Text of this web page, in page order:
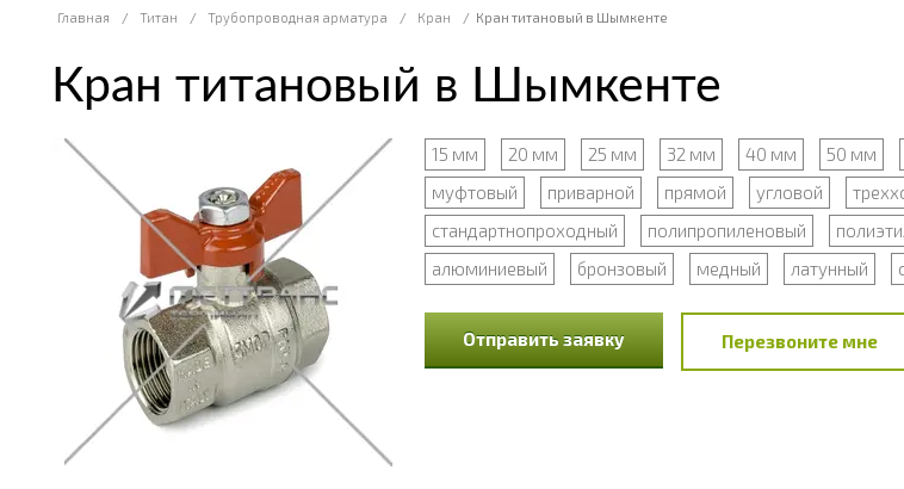
Главная / Титан / Трубопроводная арматура / Кран / Кран титановый в Шымкенте
Кран титановый в Шымкенте
15 мм 20 мм 25 мм 32 мм 40 мм 50 мм
муфтовый
приварной прямой угловой
стандартнопроходный
полипропиленовый
алюминиевый
бронзовый медный латунный
Отправить заявку Перезвоните мне